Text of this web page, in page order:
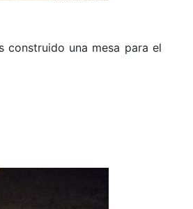
construido una mesa para el